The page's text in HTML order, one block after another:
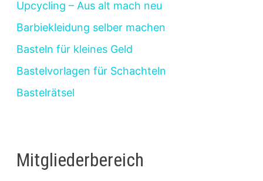
Upcycling – Aus alt mach neu
Barbiekleidung selber machen
Basteln für kleines Geld
Bastelvorlagen für Schachteln
Bastelrätsel
Mitgliederbereich